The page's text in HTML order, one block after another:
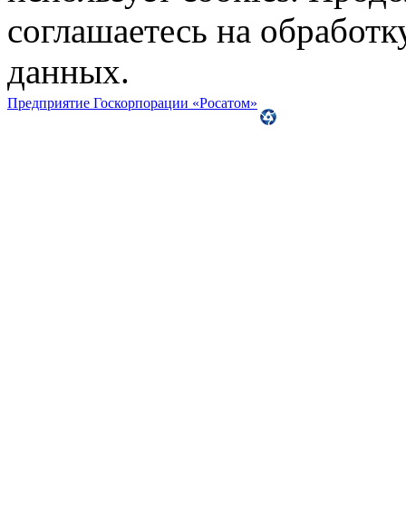
соглашаетесь на
данных.
Предприятие Госкорпорации «Росатом»